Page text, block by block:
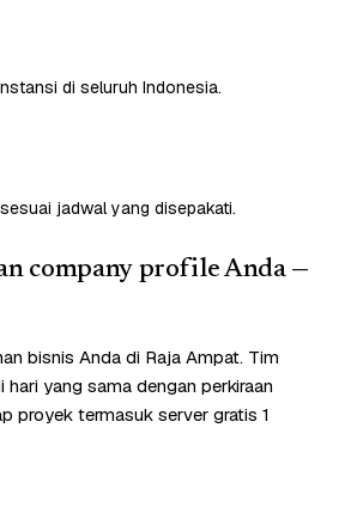
di seluruh Indonesia.
jadwal yang disepakati.
company profile Anda —
bisnis Anda di Raja Ampat. Tim
yang sama dengan perkiraan
proyek termasuk server gratis 1